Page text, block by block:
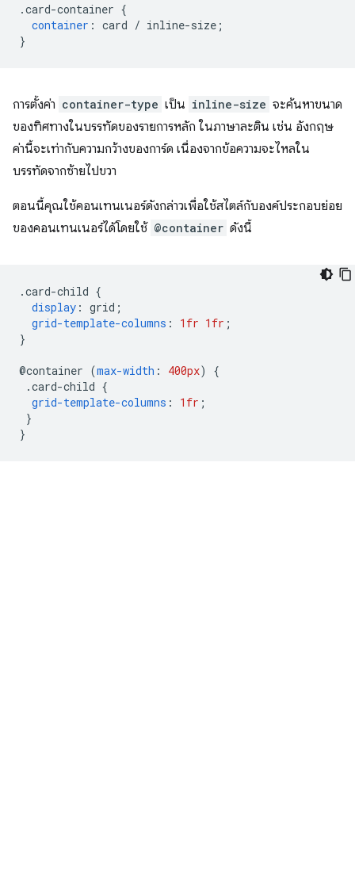
.card-container {
container : card / inline-size ;
}
การตั้งค่า container-type เป็น inline-size จะค้นหาขนาด
ของทิศทางในบรรทัดของรายการหลัก ในภาษาละติน เช่น อังกฤษ
ค่านี้จะเท่ากับความกว้างของการ์ด เนื่องจากข้อความจะไหลใน
บรรทัดจากซ้ายไปขวา
ตอนนี้คุณใช้คอนเทนเนอร์ดังกล่าวเพื่อใช้สไตล์กับองค์ประกอบย่อย
ของคอนเทนเนอร์ได้โดยใช้ @container ดังนี้
.card-child {
display : grid ;
grid-template-columns : 1fr 1fr ;
}
@container (max-width : 400px)
{
.card-child {
grid-template-columns : 1fr ;
}
}